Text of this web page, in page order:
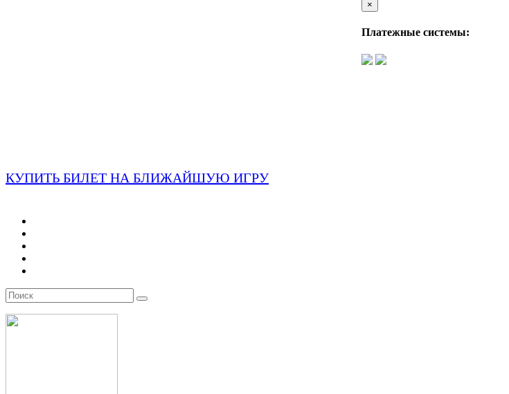
×
Платежные системы:
КУПИТЬ БИЛЕТ НА БЛИЖАЙШУЮ ИГРУ